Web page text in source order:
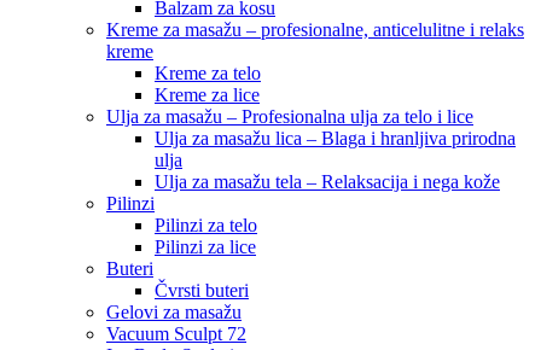
Balzam za kosu
Kreme za masažu – profesionalne, anticelulitne i relaks
kreme
Kreme za telo
Kreme za lice
Ulja za masažu – Profesionalna ulja za telo i lice
Ulja za masažu lica – Blaga i hranljiva prirodna
ulja
Ulja za masažu tela – Relaksacija i nega kože
Pilinzi
Pilinzi za telo
Pilinzi za lice
Buteri
Čvrsti buteri
Gelovi za masažu
Vacuum Sculpt 72